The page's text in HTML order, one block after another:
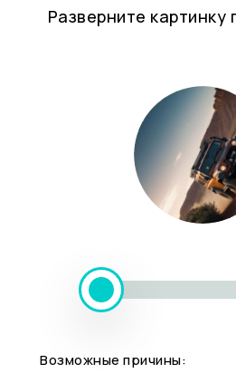
Разверните картинку
Возможные причины: